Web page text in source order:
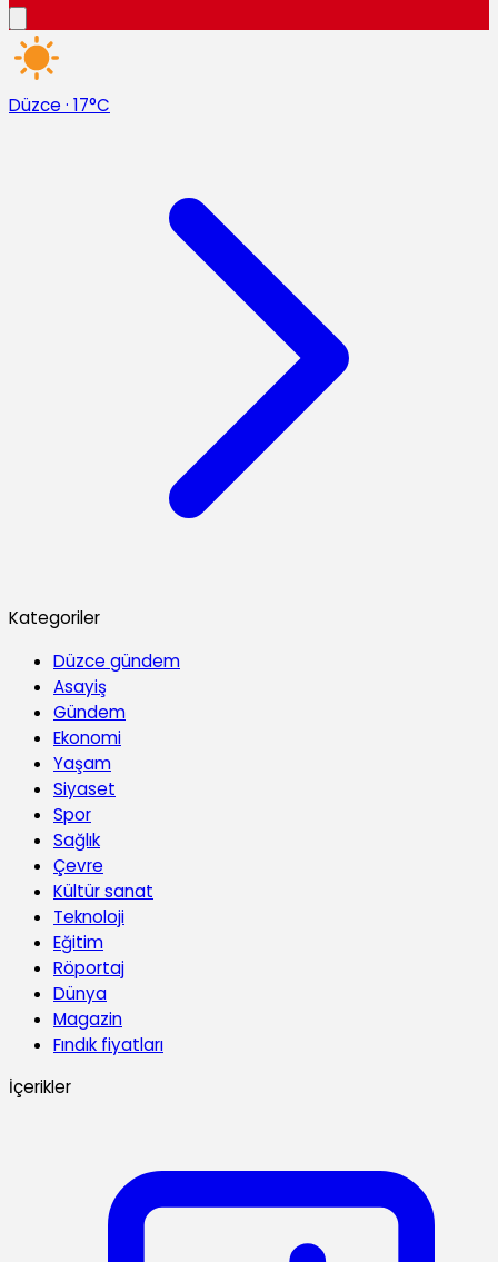
Düzce · 17°C
Kategoriler
Düzce gündem
Asayiş
Gündem
Ekonomi
Yaşam
Siyaset
Spor
Sağlık
Çevre
Kültür sanat
Teknoloji
Eğitim
Röportaj
Dünya
Magazin
Fındık fiyatları
İçerikler